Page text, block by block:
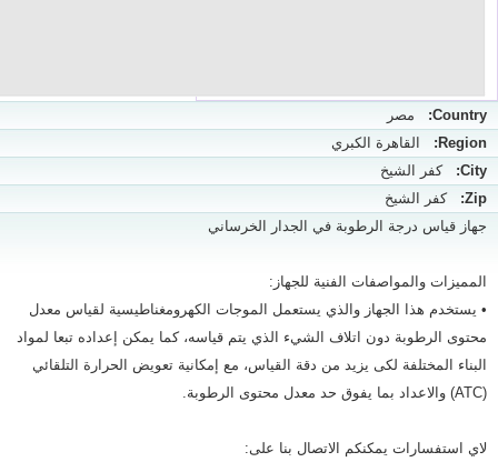
Country:
مصر
Region:
القاهرة الكبري
City:
كفر الشيخ
Zip:
كفر الشيخ
جهاز قياس درجة الرطوبة في الجدار الخرساني
المميزات والمواصفات الفنية للجهاز:
• يستخدم هذا الجهاز والذي يستعمل الموجات الكهرومغناطيسية لقياس معدل
محتوى الرطوبة دون اتلاف الشيء الذي يتم قياسه، كما يمكن إعداده تبعا لمواد
البناء المختلفة لكى يزيد من دقة القياس، مع إمكانية تعويض الحرارة التلقائي
(ATC) والاعداد بما يفوق حد معدل محتوى الرطوبة.
لاي استفسارات يمكنكم الاتصال بنا على: